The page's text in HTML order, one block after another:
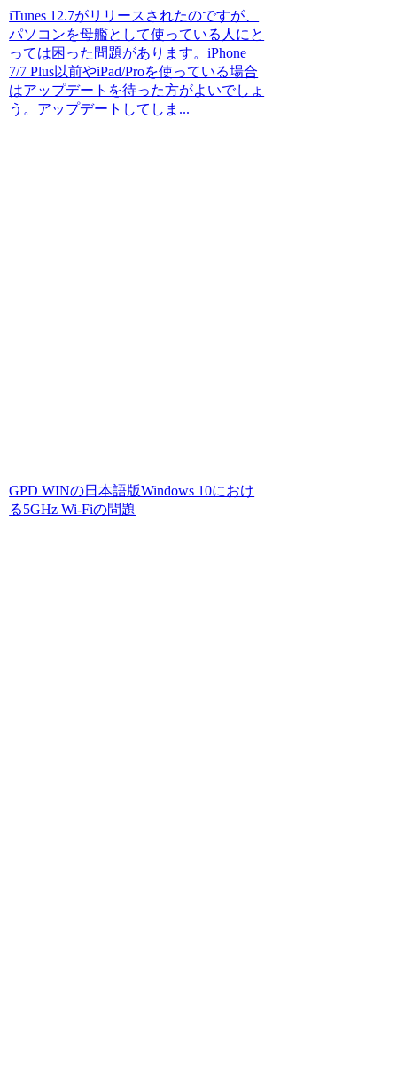
iTunes 12.7がリリースされたのですが、
パソコンを母艦として使っている人にと
っては困った問題があります。iPhone
7/7 Plus以前やiPad/Proを使っている場合
はアップデートを待った方がよいでしょ
う。アップデートしてしま...
GPD WINの日本語版Windows 10におけ
る5GHz Wi-Fiの問題